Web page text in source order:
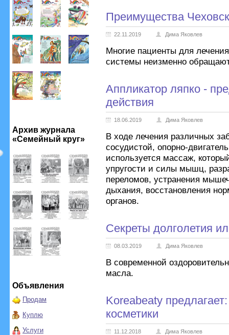
Архив журнала
«Семейный круг»
Объявления
Продам
Куплю
Услуги
Преимущества
22.11.2019 Дима Яковлев
Многие пациенты для
системы неизменно
Аппликатор ляпко -
действия
18.06.2019 Дима Яковлев
В ходе лечения различных
сосудистой, опорно-
используется массаж,
упругости и силы мышц,
переломов, устранения
дыхания, восстановления
органов.
Секреты долголетия
08.03.2019 Дима Яковлев
В современной
масла.
Koreabeaty
косметики
11.12.2018 Дима Яковлев